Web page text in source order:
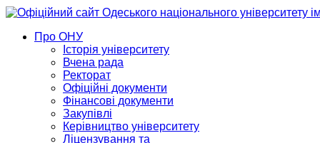
Про ОНУ
Історія університету
Вчена рада
Ректорат
Офіційні документи
Фінансові документи
Закупівлі
Керівництво університету
Ліцензування та